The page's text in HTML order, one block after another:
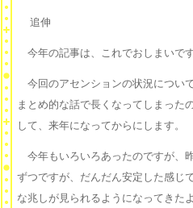
追伸
今年の記事は、これでおしまいです
今回のアセンションの状況につい
まとめ的な話で長くなってしまった
して、来年になってからにします。
今年もいろいろあったのですが、
ずつですが、だんだん安定した感じ
な兆しが見られるようになってきた